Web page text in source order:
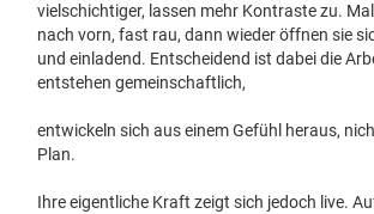
vielschichtiger, lassen mehr Kontraste zu.
nach vorn, fast rau, dann wieder öffnen sie
und einladend. Entscheidend ist dabei die
entstehen gemeinschaftlich,
entwickeln sich aus einem Gefühl heraus,
Plan.
Ihre eigentliche Kraft zeigt sich jedoch live.